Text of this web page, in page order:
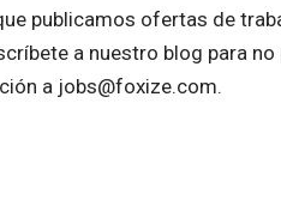
publicamos ofertas de
a nuestro blog para
a jobs@foxize.com.